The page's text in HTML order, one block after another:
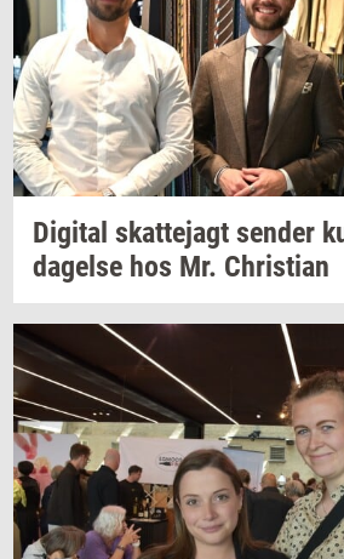
Di­gi­tal skat­tej­agt sen­der
da­gel­se hos Mr. Chri­sti­an